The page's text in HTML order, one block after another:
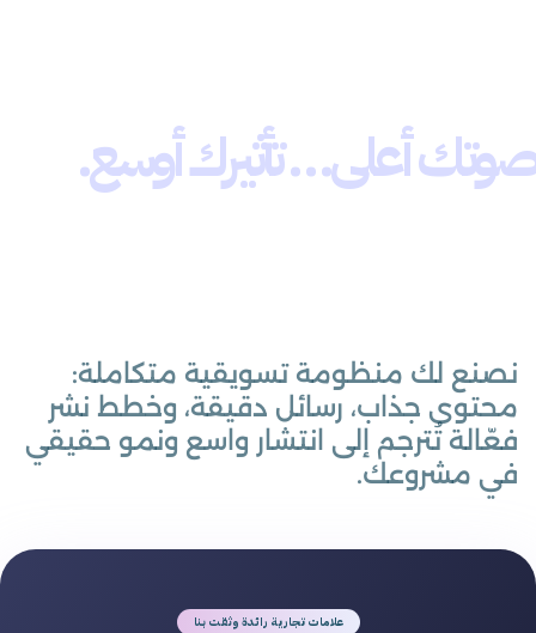
صوتك أعلى… تأثيرك أوسع.
نصنع لك منظومة تسويقية متكاملة:
محتوى جذاب، رسائل دقيقة، وخطط نشر
فعّالة تُترجم إلى انتشار واسع ونمو حقيقي
في مشروعك.
علامات تجارية رائدة وثقت بنا